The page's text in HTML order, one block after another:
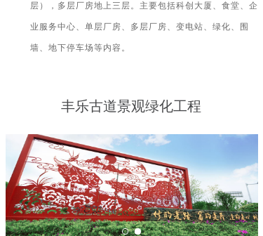
层），多层厂房地上三层。主要包括科创大厦、食堂、企
业服务中心、单层厂房、多层厂房、变电站、绿化、围
墙、地下停车场等内容。
丰乐古道景观绿化工程